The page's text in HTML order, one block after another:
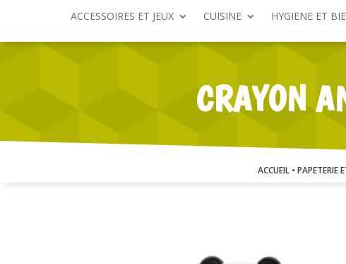
ACCESSOIRES ET JEUX CUISINE HYGIENE ET
CRAYON
ACCUEIL• PAPETERIE